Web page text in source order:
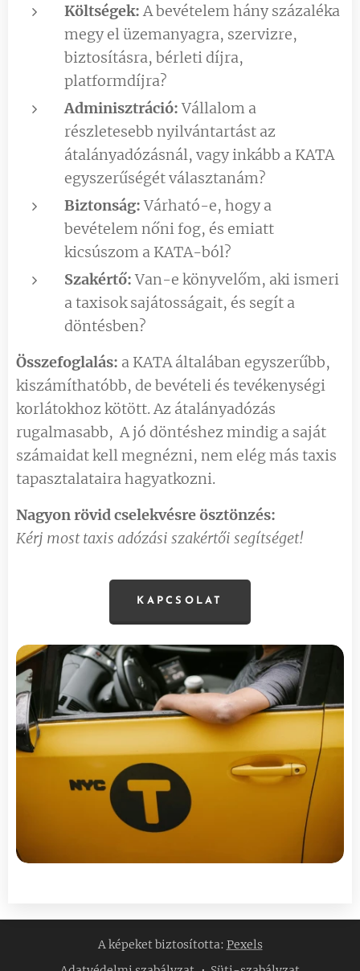
Költségek:A bevételem hány százaléka
megy el üzemanyagra, szervizre,
biztosításra, bérleti díjra,
platformdíjra?
Adminisztráció:Vállalom a
részletesebb nyilvántartást az
átalányadózásnál, vagy inkább a KATA
egyszerűségét választanám?
Biztonság:Várható-e, hogy a
bevételem nőni fog, és emiatt
kicsúszom a KATA-ból?
Szakértő:Van-e könyvelőm, aki ismeri
a taxisok sajátosságait, és segít a
döntésben?
Összefoglalás: a KATA általában egyszerűbb,
kiszámíthatóbb, de bevételi és tevékenységi
korlátokhoz kötött. Az átalányadózás
rugalmasabb, A jó döntéshez mindig a saját
számaidat kell megnézni, nem elég más taxis
tapasztalataira hagyatkozni.
Nagyon rövid cselekvésre ösztönzés:
Kérj most taxis adózási szakértői segítséget!
KAPCSOLAT
A képeket biztosította: Pexels